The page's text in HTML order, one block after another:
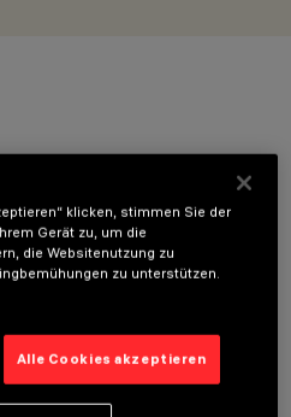
klicken, stimmen Sie der
Gerät zu, um die
die Websitenutzung zu
zu unterstützen.
Alle Cookies akzeptieren